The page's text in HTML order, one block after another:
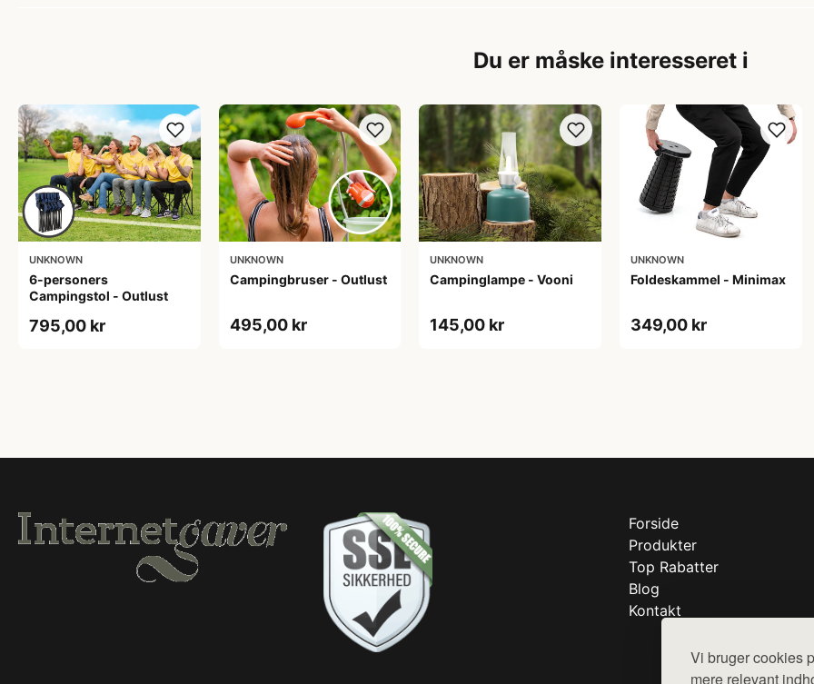
Vi bruger cookies
mere relevant
Du er måske interesseret i
UNKNOWN
6-personers
Campingstol - Outlust
795,00 kr
UNKNOWN
Campingbruser - Outlust
495,00 kr
UNKNOWN
Campinglampe - Vooni
145,00 kr
UNKNOWN
Foldeskammel - Minimax
349,00 kr
Forside
Produkter
Top Rabatter
Blog
Kontakt